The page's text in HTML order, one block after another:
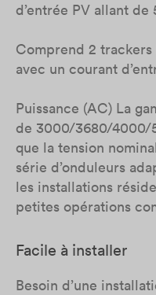
d’entrée PV allant
Comprend 2
avec un courant
Puissance (AC) La
de 3000/3680/4000/
que la tension
série d’onduleurs
les installations
petites opérations
Facile à installer
Besoin d’une